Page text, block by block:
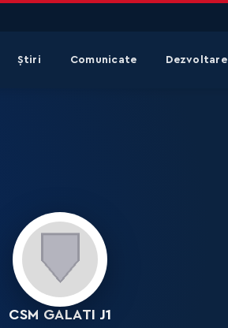
Știri Comunicate Dezvoltare
CSM GALATI J1